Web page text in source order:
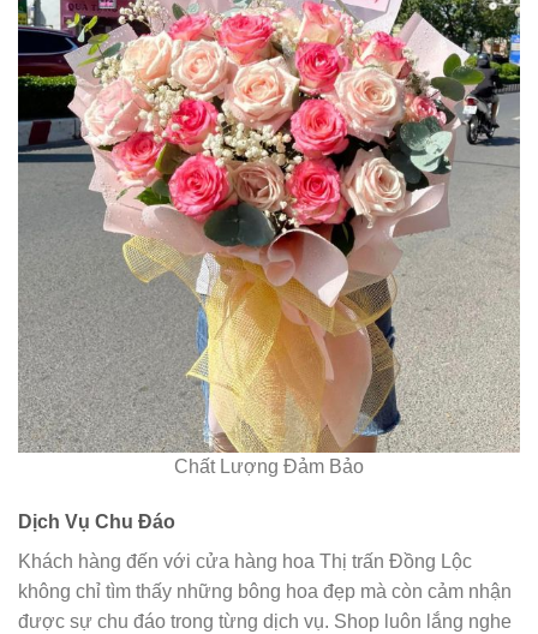
Chất Lượng Đảm Bảo
Dịch Vụ Chu Đáo
Khách hàng đến với cửa hàng hoa Thị trấn Đồng Lộc
không chỉ tìm thấy những bông hoa đẹp mà còn cảm nhận
được sự chu đáo trong từng dịch vụ. Shop luôn lắng nghe